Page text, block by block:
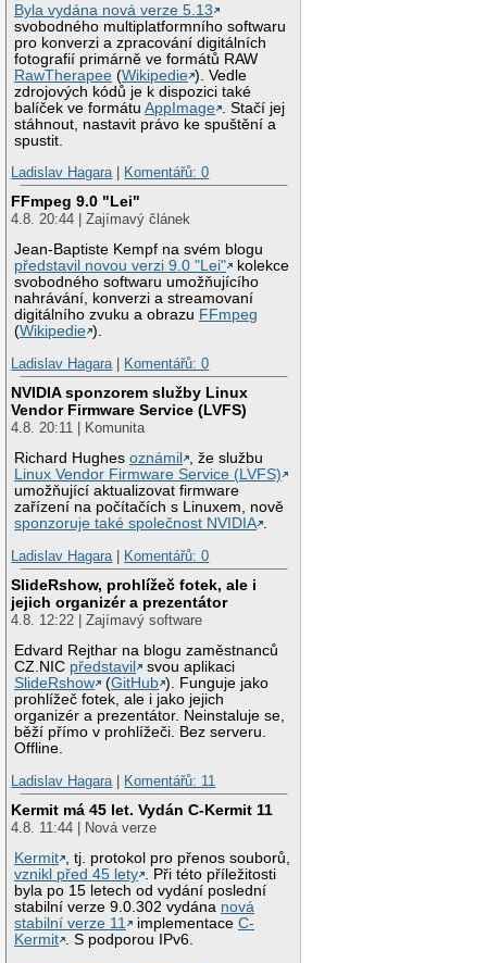
Byla vydána nová verze 5.13
svobodného multiplatformního softwaru
pro konverzi a zpracování digitálních
fotografií primárně ve formátů RAW
RawTherapee (Wikipedie ). Vedle
zdrojových kódů je k dispozici také
balíček ve formátuAppImage
. Stačí jej
stáhnout, nastavit právo ke spuštění a
spustit.
Ladislav Hagara| Komentářů: 0
FFmpeg 9.0 "Lei"
4.8. 20:44 | Zajímavý článek
Jean-Baptiste Kempf na svém blogu
představil novou verzi 9.0 "Lei"
kolekce
svobodného softwaru umožňujícího
nahrávání, konverzi a streamovaní
digitálního zvuku a obrazu FFmpeg
(Wikipedie ).
Ladislav Hagara| Komentářů: 0
NVIDIA sponzorem služby Linux
Vendor Firmware Service (LVFS)
4.8. 20:11 | Komunita
Richard Hughesoznámil
, že službu
Linux Vendor Firmware Service (LVFS)
umožňující aktualizovat firmware
zařízení na počítačích s Linuxem, nově
sponzoruje také společnost NVIDIA .
Ladislav Hagara| Komentářů: 0
SlideRshow, prohlížeč fotek, ale i
jejich organizér a prezentátor
4.8. 12:22 | Zajímavý software
Edvard Rejthar na blogu zaměstnanců
CZ.NIC představil
svou aplikaci
SlideRshow
(GitHub ). Funguje jako
prohlížeč fotek, ale i jako jejich
organizér a prezentátor. Neinstaluje se,
běží přímo v prohlížeči. Bez serveru.
Offline.
Ladislav Hagara| Komentářů: 11
Kermit má 45 let. Vydán C-Kermit 11
4.8. 11:44 | Nová verze
Kermit , tj. protokol pro přenos souborů,
vznikl před 45 lety . Při této příležitosti
byla po 15 letech od vydání poslední
stabilní verze 9.0.302 vydána nová
stabilní verze 11
implementaceC-
Kermit . S podporou IPv6.